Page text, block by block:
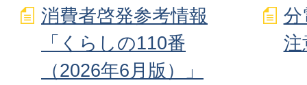
消費者啓発参考情報
「くらしの110番
（2026年6月版）」
分
注